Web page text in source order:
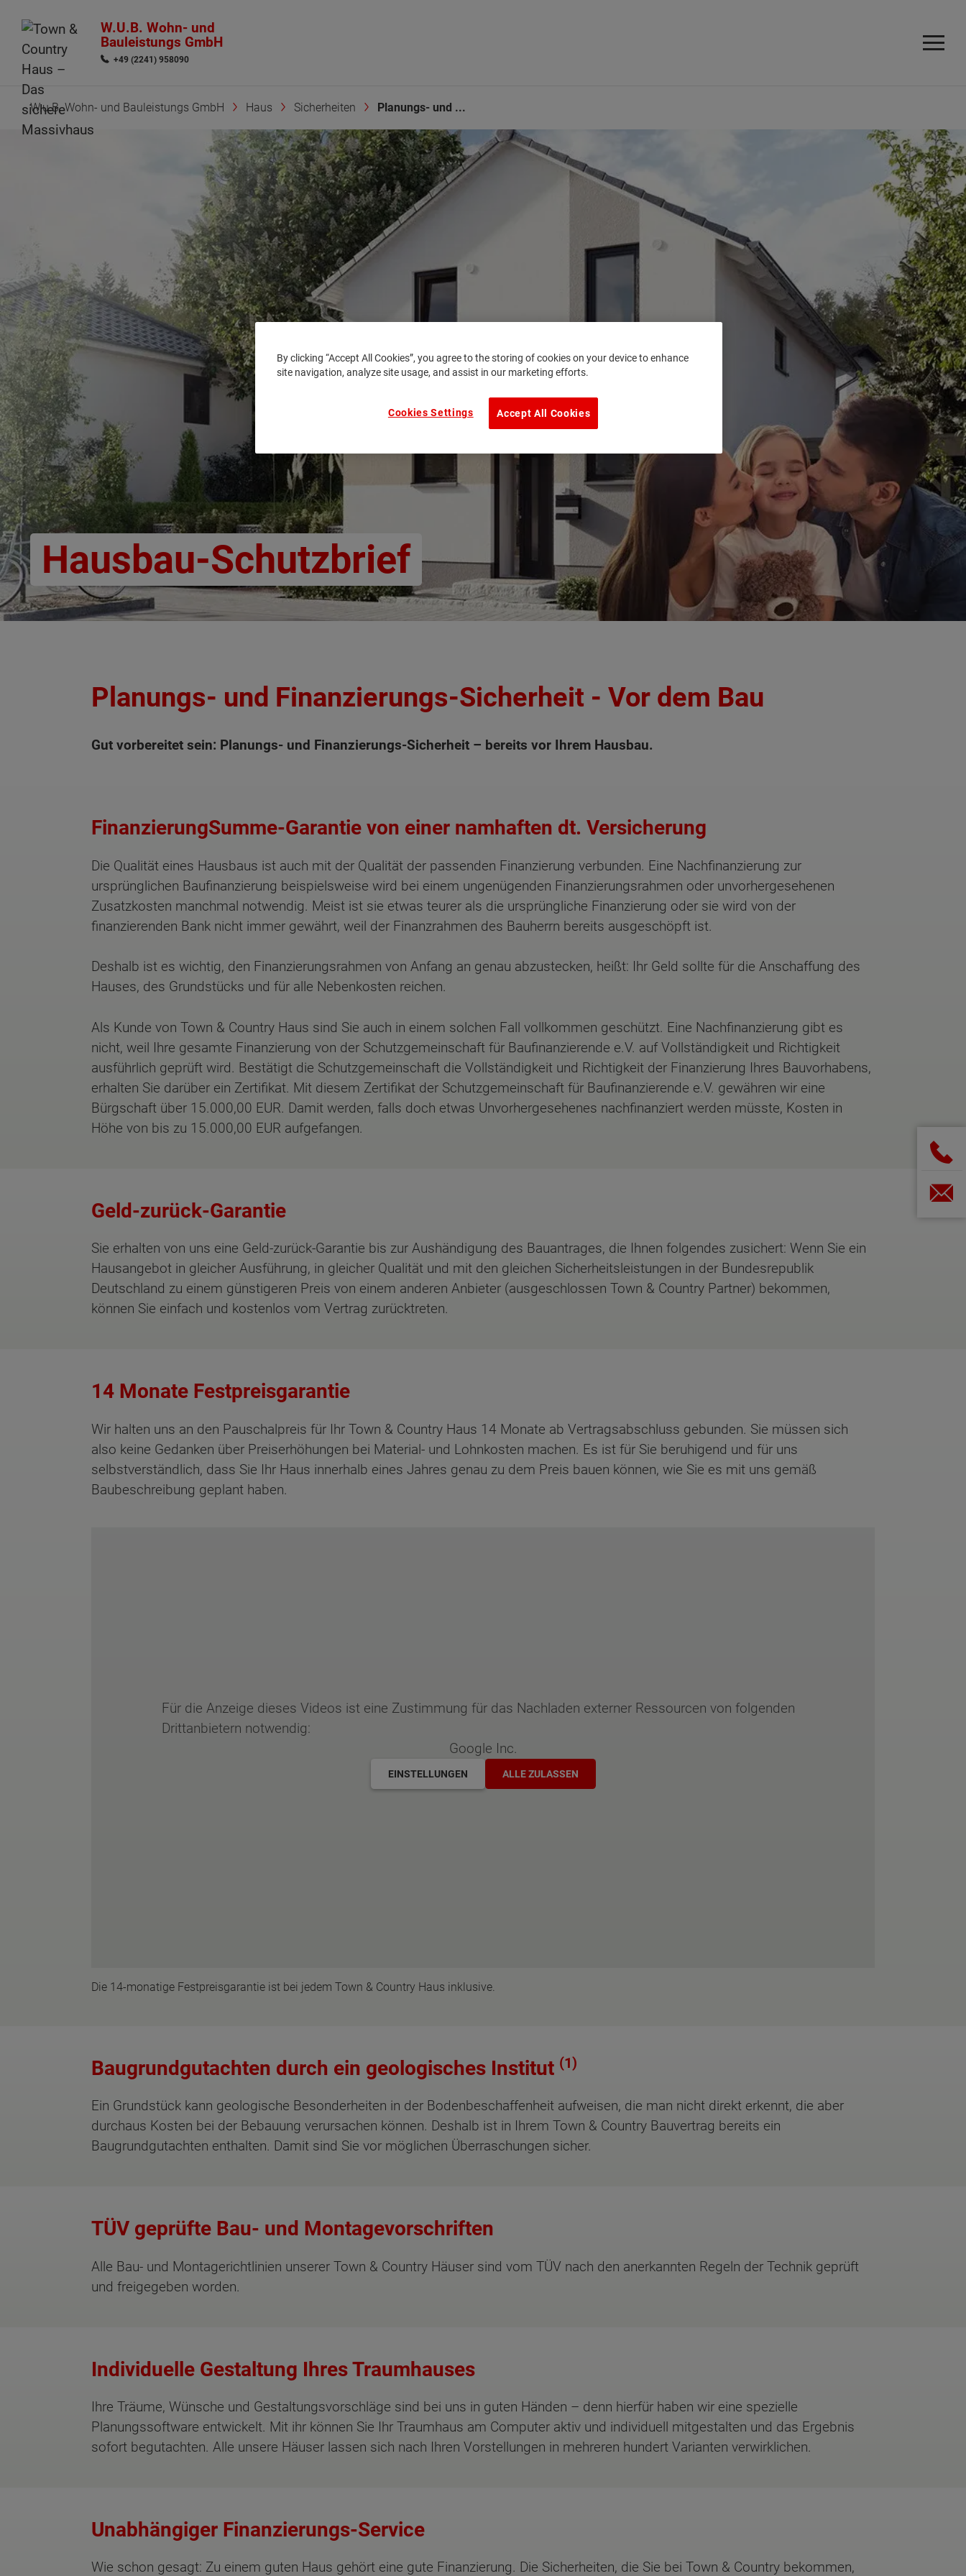
W.U.B. Wohn- und
Bauleistungs GmbH
+49 (2241) 958090
W.u.B. Wohn- und Bauleistungs GmbH Haus Sicherheiten Planungs- und ...
Hausbau-Schutzbrief
Planungs- und Finanzierungs-Sicherheit - Vor dem Bau
Gut vorbereitet sein: Planungs- und Finanzierungs-Sicherheit – bereits vor Ihrem Hausbau.
FinanzierungSumme-Garantie von einer namhaften dt. Versicherung
Die Qualität eines Hausbaus ist auch mit der Qualität der passenden Finanzierung verbunden. Eine Nachfinanzierung zur
ursprünglichen Baufinanzierung beispielsweise wird bei einem ungenügenden Finanzierungsrahmen oder unvorhergesehenen
Zusatzkosten manchmal notwendig. Meist ist sie etwas teurer als die ursprüngliche Finanzierung oder sie wird von der
finanzierenden Bank nicht immer gewährt, weil der Finanzrahmen des Bauherrn bereits ausgeschöpft ist.
Deshalb ist es wichtig, den Finanzierungsrahmen von Anfang an genau abzustecken, heißt: Ihr Geld sollte für die Anschaffung des
Hauses, des Grundstücks und für alle Nebenkosten reichen.
Als Kunde von Town & Country Haus sind Sie auch in einem solchen Fall vollkommen geschützt. Eine Nachfinanzierung gibt es
nicht, weil Ihre gesamte Finanzierung von der Schutzgemeinschaft für Baufinanzierende e.V. auf Vollständigkeit und Richtigkeit
ausführlich geprüft wird. Bestätigt die Schutzgemeinschaft die Vollständigkeit und Richtigkeit der Finanzierung Ihres Bauvorhabens,
erhalten Sie darüber ein Zertifikat. Mit diesem Zertifikat der Schutzgemeinschaft für Baufinanzierende e.V. gewähren wir eine
Bürgschaft über 15.000,00 EUR. Damit werden, falls doch etwas Unvorhergesehenes nachfinanziert werden müsste, Kosten in
Höhe von bis zu 15.000,00 EUR aufgefangen.
Geld-zurück-Garantie
Sie erhalten von uns eine Geld-zurück-Garantie bis zur Aushändigung des Bauantrages, die Ihnen folgendes zusichert: Wenn Sie ein
Hausangebot in gleicher Ausführung, in gleicher Qualität und mit den gleichen Sicherheitsleistungen in der Bundesrepublik
Deutschland zu einem günstigeren Preis von einem anderen Anbieter (ausgeschlossen Town & Country Partner) bekommen,
können Sie einfach und kostenlos vom Vertrag zurücktreten.
14 Monate Festpreisgarantie
Für die Anzeige dieses Videos ist eine Zustimmung für das Nachladen externer Ressourcen von folgenden
Drittanbietern notwendig:
Google Inc.
EINSTELLUNGEN ALLE ZULASSEN
Die 14-monatige Festpreisgarantie ist bei jedem Town & Country Haus inklusive.
Wir halten uns an den Pauschalpreis für Ihr Town & Country Haus 14 Monate ab Vertragsabschluss gebunden. Sie müssen sich
also keine Gedanken über Preiserhöhungen bei Material- und Lohnkosten machen. Es ist für Sie beruhigend und für uns
selbstverständlich, dass Sie Ihr Haus innerhalb eines Jahres genau zu dem Preis bauen können, wie Sie es mit uns gemäß
Baubeschreibung geplant haben.
Baugrundgutachten durch ein geologisches Institut (1)
Ein Grundstück kann geologische Besonderheiten in der Bodenbeschaffenheit aufweisen, die man nicht direkt erkennt, die aber
durchaus Kosten bei der Bebauung verursachen können. Deshalb ist in Ihrem Town & Country Bauvertrag bereits ein
Baugrundgutachten enthalten. Damit sind Sie vor möglichen Überraschungen sicher.
TÜV geprüfte Bau- und Montagevorschriften
Alle Bau- und Montagerichtlinien unserer Town & Country Häuser sind vom TÜV nach den anerkannten Regeln der Technik geprüft
und freigegeben worden.
Individuelle Gestaltung Ihres Traumhauses
Ihre Träume, Wünsche und Gestaltungsvorschläge sind bei uns in guten Händen – denn hierfür haben wir eine spezielle
Planungssoftware entwickelt. Mit ihr können Sie Ihr Traumhaus am Computer aktiv und individuell mitgestalten und das Ergebnis
sofort begutachten. Alle unsere Häuser lassen sich nach Ihren Vorstellungen in mehreren hundert Varianten verwirklichen.
Unabhängiger Finanzierungs-Service
Wie schon gesagt: Zu einem guten Haus gehört eine gute Finanzierung. Die Sicherheiten, die Sie bei Town & Country bekommen,
By clicking “Accept All Cookies”, you agree to the storing of cookies on your device to enhance
site navigation, analyze site usage, and assist in our marketing efforts.
Accept All Cookies
Cookies Settings